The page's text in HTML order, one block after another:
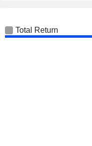
Total Return